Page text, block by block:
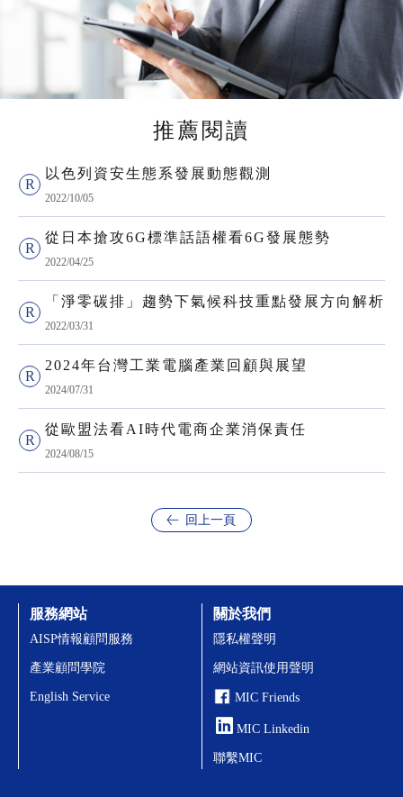
推薦閱讀
以色列資安生態系發展動態觀測
2022/10/05
從日本搶攻6G標準話語權看6G發展態勢
2022/04/25
「淨零碳排」趨勢下氣候科技重點發展方向解析
2022/03/31
2024年台灣工業電腦產業回顧與展望
2024/07/31
從歐盟法看AI時代電商企業消保責任
2024/08/15
回上一頁
服務網站
AISP情報顧問服務
產業顧問學院
English Service
關於我們
隱私權聲明
網站資訊使用聲明
MIC Friends
MIC Linkedin
聯繫MIC